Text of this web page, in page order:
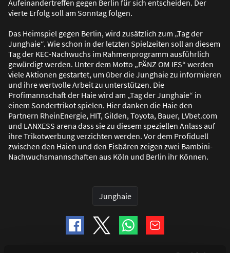
Aufeinandertreffen gegen Berlin für sich entscheiden. Der
vierte Erfolg soll am Sonntag folgen.
Das Heimspiel gegen Berlin, wird zusätzlich zum „Tag der
Junghaie“. Wie schon in der letzten Spielzeiten soll an diesem
Tag der KEC-Nachwuchs im Rahmenprogramm ausführlich
gewürdigt werden. Unter dem Motto „PÄNZ OM IES“ werden
viele Aktionen gestartet, um über die Junghaie zu informieren
und ihre wertvolle Arbeit zu unterstützen. Die
Profimannschaft der Haie wird am „Tag der Junghaie“ in
einem Sondertrikot spielen. Hier danken die Haie den
Partnern RheinEnergie, HIT, Gilden, Toyota, Bauer, LVbet.com
und LANXESS arena dass sie zu diesem speziellen Anlass auf
ihre Trikotwerbung verzichten werden. Vor dem Profiduell
zwischen den Haien und den Eisbären zeigen zwei Bambini-
Nachwuchsmannschaften aus Köln und Berlin ihr Können.
Junghaie